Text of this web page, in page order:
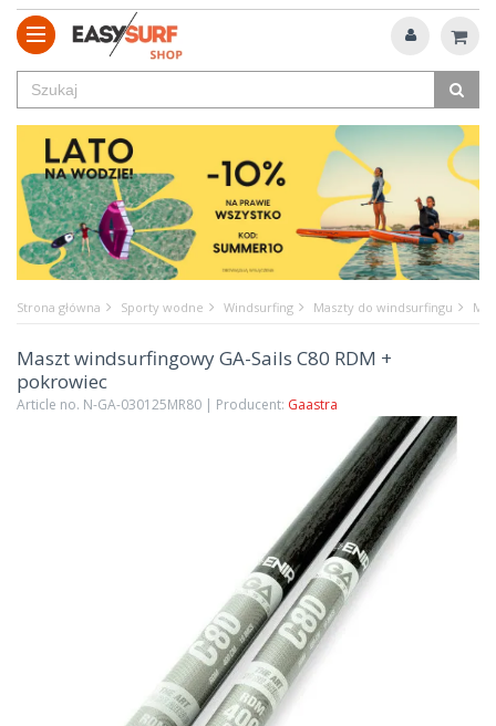
Strona główna Sporty wodne Windsurfing Maszty do windsurfingu
Maszt windsurfingowy GA-Sails C80 RDM +
pokrowiec
Article no. N-GA-030125MR80 | Producent: Gaastra